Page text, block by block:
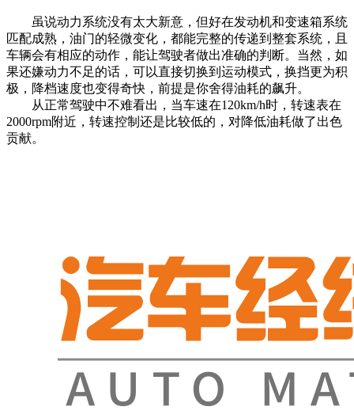
虽说动力系统没有太大新意，但好在发动机和变速箱系统
匹配成熟，油门的轻微变化，都能完整的传递到整套系统，且
车辆会有相应的动作，能让驾驶者做出准确的判断。当然，如
果还嫌动力不足的话，可以直接切换到运动模式，换挡更为积
极，降档速度也变得奇快，前提是你舍得油耗的飙升。
从正常驾驶中不难看出，当车速在120km/h时，转速表在
2000rpm附近，转速控制还是比较低的，对降低油耗做了出色
贡献。